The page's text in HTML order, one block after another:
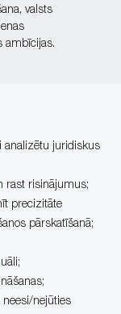
valsts
ambīcijas.​​​
analizētu juridiskus
rast risinājumus;
precizitāte
pārskatīšanā;
nejūties